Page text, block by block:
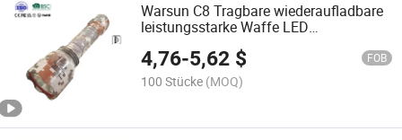
Warsun C8 Tragbare wiederaufladbare
leistungsstarke Waffe LED
Taschenlampe
4,76-5,62 $ FOB
100 Stücke (MOQ)